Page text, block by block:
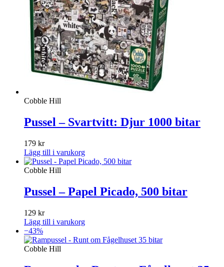
Cobble Hill
Pussel – Svartvitt: Djur 1000 bitar
179 kr
Lägg till i varukorg
Cobble Hill
Pussel – Papel Picado, 500 bitar
129 kr
Lägg till i varukorg
−43%
Cobble Hill